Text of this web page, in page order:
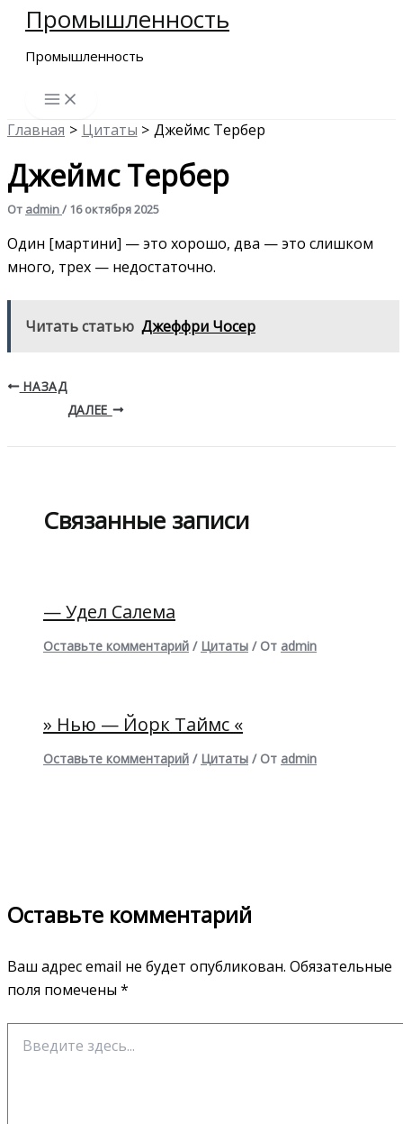
Перейти
содержимому
Промышленность
Промышленность
Главная Цитаты Джеймс Тербер
Джеймс Тербер
От admin/ 16 октября 2025
Один [мартини] — это хорошо, два — это слишком
много, трех — недостаточно.
Читать статью Джеффри Чосер
НАЗАД
ДАЛЕЕ
Связанные записи
— Удел Салема
Оставьте комментарий / Цитаты / От admin
» Нью — Йорк Таймс «
Оставьте комментарий / Цитаты / От admin
Оставьте комментарий
Ваш адрес email не будет опубликован. Обязательные
поля помечены *
здесь...